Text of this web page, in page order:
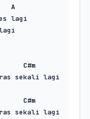
A
lagi
C#m
C#m